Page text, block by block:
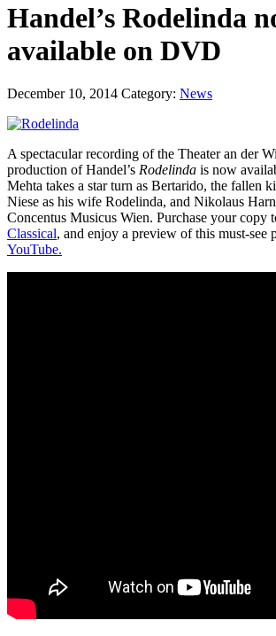
Handel’s Rodelinda
available on DVD
December 10, 2014 Category: News
A spectacular recording of the Theater an der
production of Handel’s Rodelinda is now
Mehta takes a star turn as Bertarido, the fallen
Niese as his wife Rodelinda, and Nikolaus
Concentus Musicus Wien. Purchase your copy
Classical, and enjoy a preview of this must-see
YouTube.